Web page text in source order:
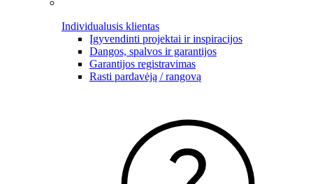
Individualusis klientas
Įgyvendinti projektai ir inspiracijos
Dangos, spalvos ir garantijos
Garantijos registravimas
Rasti pardavėją / rangovą